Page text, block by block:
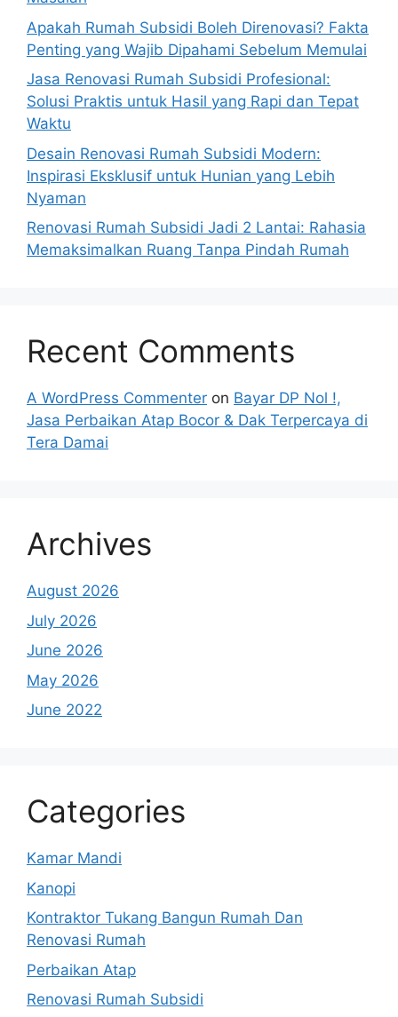
Apakah Rumah Subsidi Boleh Direnovasi? Fakta
Penting yang Wajib Dipahami Sebelum Memulai
Jasa Renovasi Rumah Subsidi Profesional:
Solusi Praktis untuk Hasil yang Rapi dan Tepat
Waktu
Desain Renovasi Rumah Subsidi Modern:
Inspirasi Eksklusif untuk Hunian yang Lebih
Nyaman
Renovasi Rumah Subsidi Jadi 2 Lantai: Rahasia
Memaksimalkan Ruang Tanpa Pindah Rumah
Recent Comments
A WordPress Commenter on Bayar DP Nol !,
Jasa Perbaikan Atap Bocor & Dak Terpercaya di
Tera Damai
Archives
August 2026
July 2026
June 2026
May 2026
June 2022
Categories
Kamar Mandi
Kanopi
Kontraktor Tukang Bangun Rumah Dan
Renovasi Rumah
Perbaikan Atap
Renovasi Rumah Subsidi